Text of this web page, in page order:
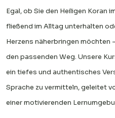
Egal, ob Sie den Heiligen Koran
fließend im Alltag unterhalten
Herzens näherbringen möchten
den passenden Weg. Unsere
ein tiefes und authentisches
Sprache zu vermitteln, geleitet
einer motivierenden